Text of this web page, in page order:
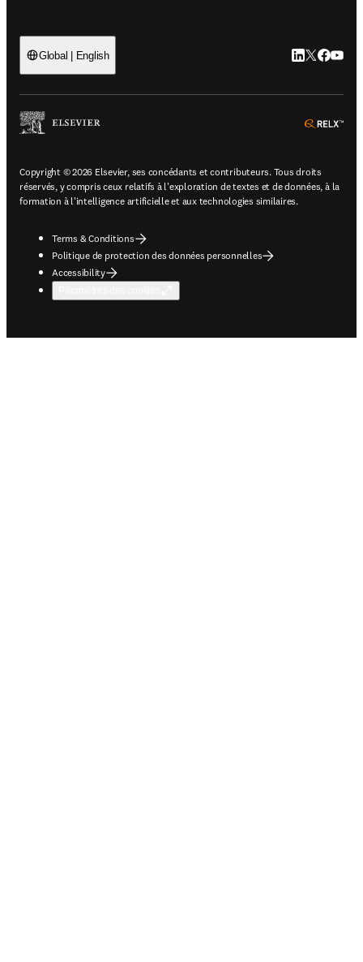
Global | English LinkedIn
Twitter
Copyright © 2026 Elsevier, ses concédants et contributeurs. Tous droits
réservés, y compris ceux relatifs à l'exploration de textes et de données, à la
formation à l'intelligence artificielle et aux technologies similaires.
Terms & Conditions
Politique de protection des données personnelles
Accessibility